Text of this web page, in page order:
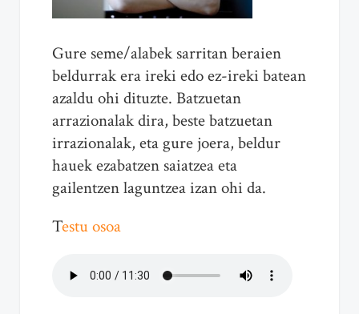
Gure seme/alabek sarritan beraien
beldurrak era ireki edo ez-ireki batean
azaldu ohi dituzte. Batzuetan
arrazionalak dira, beste batzuetan
irrazionalak, eta gure joera, beldur
hauek ezabatzen saiatzea eta
gailentzen laguntzea izan ohi da.
Testu osoa